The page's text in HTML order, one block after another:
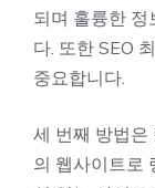
되며 훌륭한 정
다. 또한 SEO
중요합니다.
세 번째 방법은
의 웹사이트로